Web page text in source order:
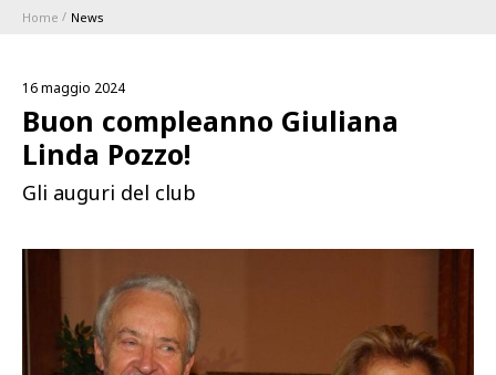
1896 MEMBERSHIP PROGRAM
Coppa Italia
BLUENERGY STADIUM
MEETING CENTER
Home News
16 maggio 2024
Buon compleanno Giuliana
Linda Pozzo!
Gli auguri del club